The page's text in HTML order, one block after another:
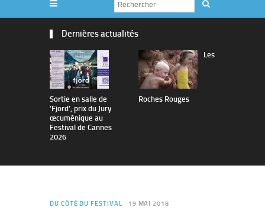
Dernières actualités
Sortie en salle de
’Fjord’, prix du Jury
œcuménique au
Festival de Cannes
2026
Les
Roches Rouges
DU CÔTÉ DU FESTIVAL 19 MAI 2018